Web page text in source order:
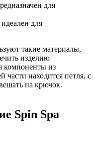
для
для
такие материалы,
изделию
компоненты из
находится петля, с
на крючок.
Spin Spa